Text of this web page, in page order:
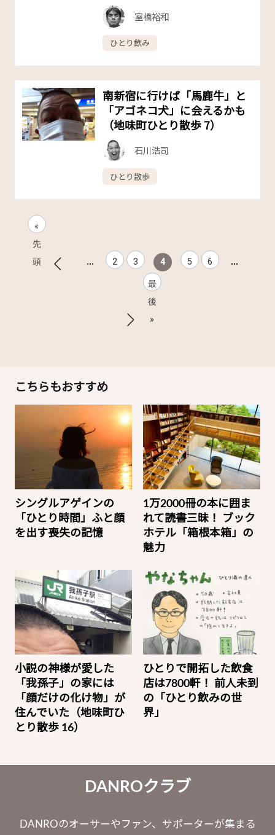
室橋裕和
ひとり飲み
南新宿に行けば「馬鹿牛」と
「アゴネコ犬」に会えるかも
（地味町ひとり散歩 7）
石川浩司
ひとり散歩
«
先
頭
... 2 3 4 5 6 ...
最
後
»
こちらもおすすめ
シングルアゲインの
「ひとり時間」ふと顔
を出す喪失の記憶
1万2000冊の本に囲ま
れて読書三昧！ ブック
ホテル「箱根本箱」の
魅力
小説の神様が愛した
「我孫子」の家には
「顔だけの化け物」が
住んでいた（地味町ひ
とり散歩 16）
ひとりで開拓した飲食
店は7800軒！ 前人未到
の「ひとり飲みの世
界」
DANROクラブ
DANROのオーサーやファン、サポーターが集まる